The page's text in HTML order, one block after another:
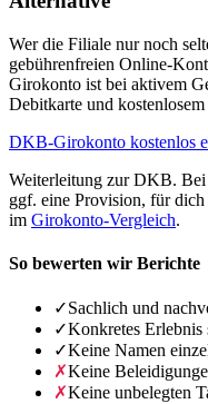
Wer die Filiale nur noch
gebührenfreien Online-
Girokonto ist bei aktivem
Debitkarte und
DKB-Girokonto kostenlos
Weiterleitung zur DKB.
ggf. eine Provision, für
im Girokonto-Vergleich.
So bewerten wir Berichte
✓Sachlich und
✓Konkretes Erlebnis
✓Keine Namen
✗Keine
✗Keine unbelegten